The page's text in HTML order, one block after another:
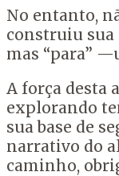
No entanto,
construiu sua
mas “para”
A força desta
explorando
sua base de
narrativo do
caminho,